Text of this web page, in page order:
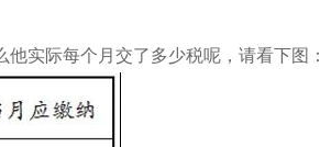
实际每个月交了多少税呢，请看下图：